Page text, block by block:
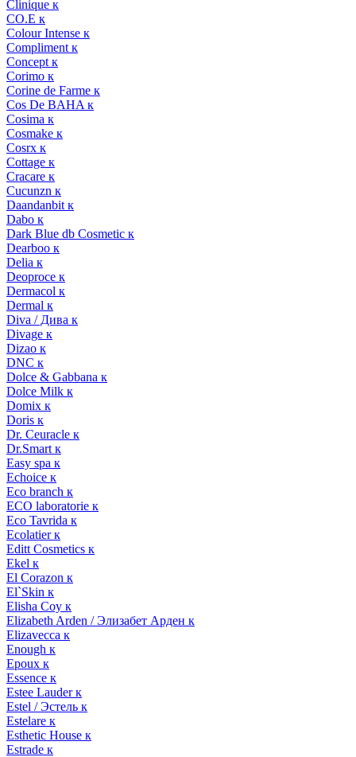
Clinique к
CO.E к
Colour Intense к
Compliment к
Concept к
Corimo к
Corine de Farme к
Cos De BAHA к
Cosima к
Cosmake к
Cosrx к
Cottage к
Cracare к
Cucunzn к
Daandanbit к
Dabo к
Dark Blue db Cosmetic к
Dearboo к
Delia к
Deoproce к
Dermacol к
Dermal к
Diva / Дива к
Divage к
Dizao к
DNC к
Dolce & Gabbana к
Dolce Milk к
Domix к
Doris к
Dr. Ceuracle к
Dr.Smart к
Easy spa к
Echoice к
Eco branch к
ECO laboratorie к
Eco Tavrida к
Ecolatier к
Editt Cosmetics к
Ekel к
El Corazon к
El`Skin к
Elisha Coy к
Elizabeth Arden / Элизабет Арден к
Elizavecca к
Enough к
Epoux к
Essence к
Estee Lauder к
Estel / Эстель к
Estelare к
Esthetic House к
Estrade к